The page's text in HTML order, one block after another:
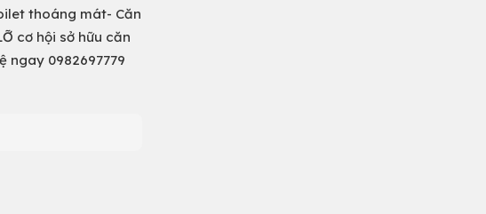
thoáng mát- Căn
cơ hội sở hữu căn
ngay 0982697779